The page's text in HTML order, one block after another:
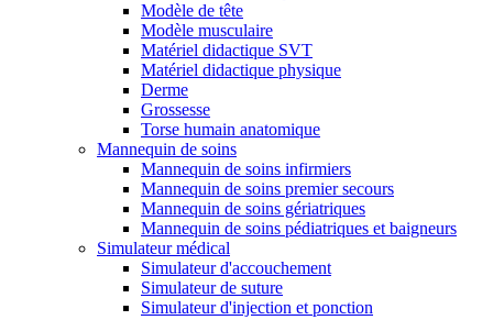
Modèle de tête
Modèle musculaire
Matériel didactique SVT
Matériel didactique physique
Derme
Grossesse
Torse humain anatomique
Mannequin de soins
Mannequin de soins infirmiers
Mannequin de soins premier secours
Mannequin de soins gériatriques
Mannequin de soins pédiatriques et baigneurs
Simulateur médical
Simulateur d'accouchement
Simulateur de suture
Simulateur d'injection et ponction